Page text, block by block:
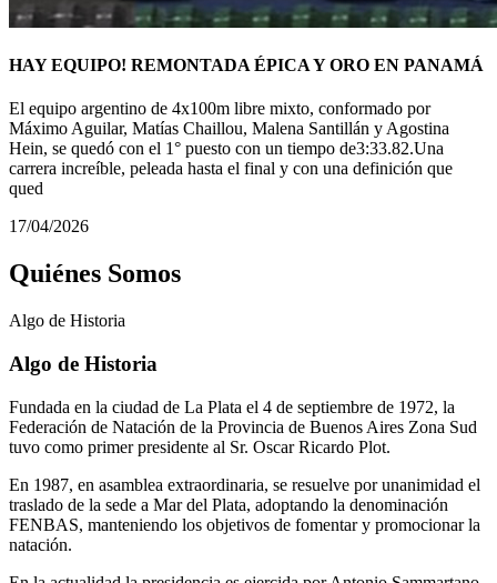
HAY EQUIPO! REMONTADA ÉPICA Y ORO EN PANAMÁ
El equipo argentino de 4x100m libre mixto, conformado por
Máximo Aguilar, Matías Chaillou, Malena Santillán y Agostina
Hein, se quedó con el 1° puesto con un tiempo de3:33.82.Una
carrera increíble, peleada hasta el final y con una definición que
qued
17/04/2026
Quiénes Somos
Algo de Historia
Algo de Historia
Fundada en la ciudad de La Plata el 4 de septiembre de 1972, la
Federación de Natación de la Provincia de Buenos Aires Zona Sud
tuvo como primer presidente al Sr. Oscar Ricardo Plot.
En 1987, en asamblea extraordinaria, se resuelve por unanimidad el
traslado de la sede a Mar del Plata, adoptando la denominación
FENBAS, manteniendo los objetivos de fomentar y promocionar la
natación.